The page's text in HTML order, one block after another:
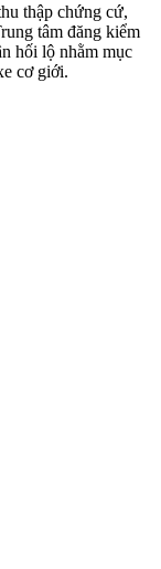
thập chứng cứ,
tâm đăng kiểm
hối lộ nhằm mục
cơ giới.